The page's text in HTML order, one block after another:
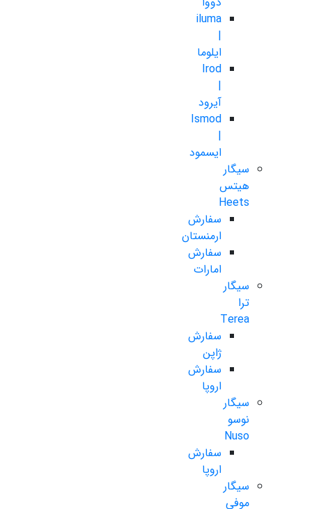
iluma
|
ایلوما
Irod
|
آیرود
Ismod
|
ایسمود
سیگار
هیتس
Heets
سفارش
ارمنستان
سفارش
امارات
سیگار
ترا
Terea
سفارش
ژاپن
سفارش
اروپا
سیگار
نوسو
Nuso
سفارش
اروپا
سیگار
موفی